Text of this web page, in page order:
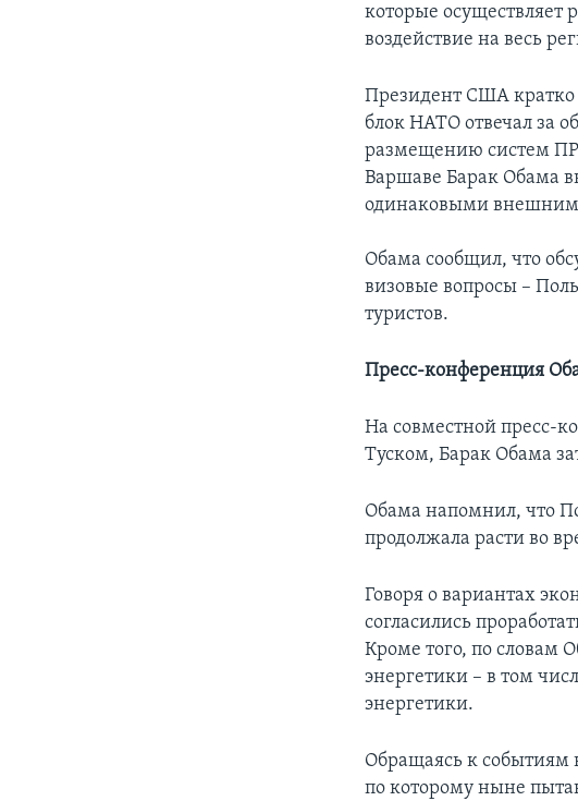
которые
воздействие на весь
Президент США кратко
блок НАТО отвечал за
размещению систем
Варшаве Барак Обама
одинаковыми
Обама сообщил, что
визовые вопросы –
туристов.
Пресс-конференция
На совместной пресс-
Туском, Барак Обама
Обама напомнил, что
продолжала расти во
Говоря о вариантах
согласились
Кроме того, по словам
энергетики – в том
энергетики.
Обращаясь к событиям
по которому ныне